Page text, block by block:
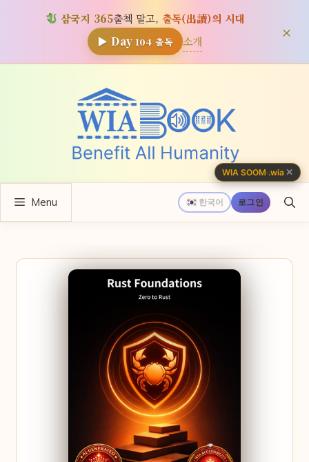
삼국지 365출첵 말고, 출독(出讀)의 시대
▶ Day104 출독 소개 ×
뛰
한국어 로그인
Menu
WIA SOOM·.wia ✕